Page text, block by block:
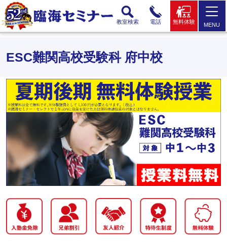
教室検索 電話 無料体験 MENU
ESC難関高校受験科 府中校